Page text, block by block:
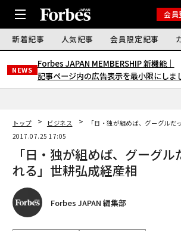
会員
新着記事 人気記事 会員限定記事
NEWS
Forbes JAPAN MEMBERSHIP 新機能｜
記事ページ内の広告表示を最小限にしま
トップ ビジネス
「日・独が組めば、グーグル
2017.07.25 17:05
「日・独が組めば、グーグル
れる」世耕弘成経産相
Forbes JAPAN 編集部